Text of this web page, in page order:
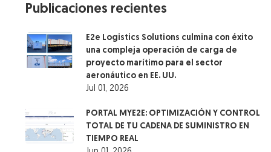
Publicaciones recientes
E2e Logistics Solutions culmina con éxito
una compleja operación de carga de
proyecto marítimo para el sector
aeronáutico en EE. UU.
Jul 01, 2026
PORTAL MYE2E: OPTIMIZACIÓN Y CONTROL
TOTAL DE TU CADENA DE SUMINISTRO EN
TIEMPO REAL